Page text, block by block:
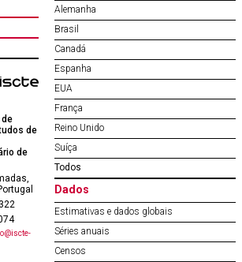
de
de
de
Alemanha
Brasil
Canadá
Espanha
EUA
França
Reino Unido
Suíça
Todos
Dados
Estimativas e dados globais
Séries anuais
Censos